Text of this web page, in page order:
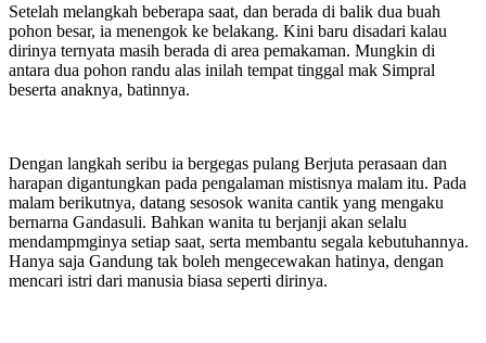
Setelah melangkah beberapa saat, dan berada di balik dua buah
pohon besar, ia menengok ke belakang. Kini baru disadari kalau
dirinya ternyata masih berada di area pemakaman. Mungkin di
antara dua pohon randu alas inilah tempat tinggal mak Simpral
beserta anaknya, batinnya.
Dengan langkah seribu ia bergegas pulang Berjuta perasaan dan
harapan digantungkan pada pengalaman mistisnya malam itu. Pada
malam berikutnya, datang sesosok wanita cantik yang mengaku
bernarna Gandasuli. Bahkan wanita tu berjanji akan selalu
mendampmginya setiap saat, serta membantu segala kebutuhannya.
Hanya saja Gandung tak boleh mengecewakan hatinya, dengan
mencari istri dari manusia biasa seperti dirinya.